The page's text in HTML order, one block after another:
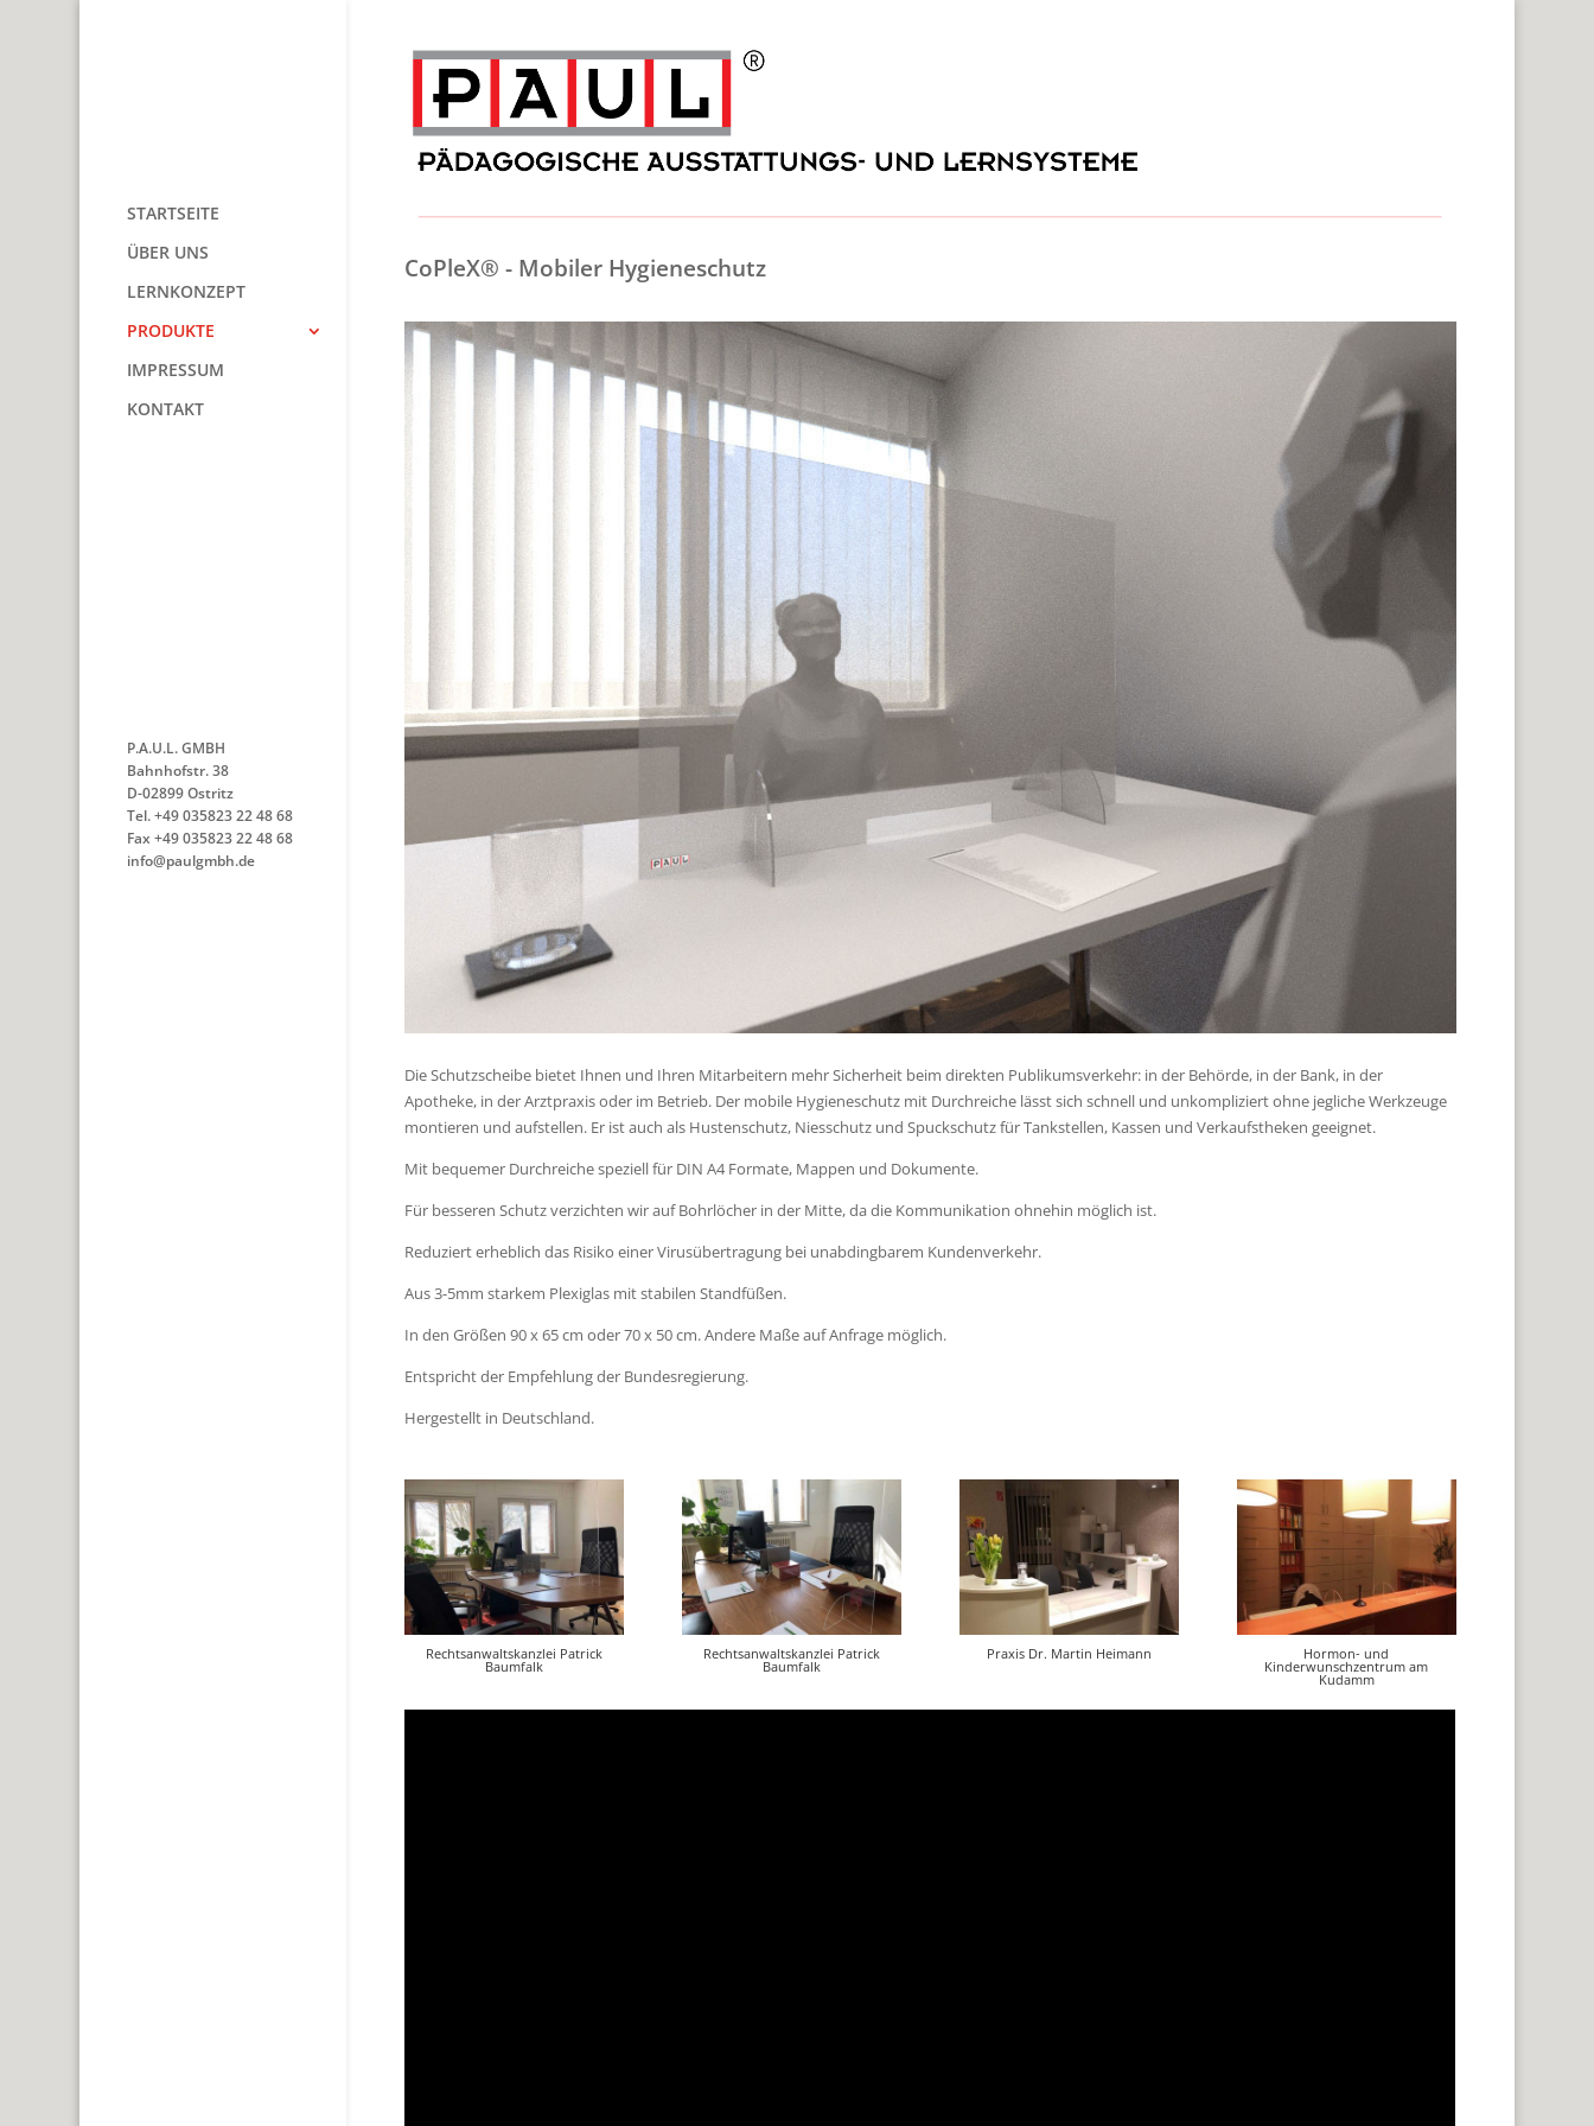
STARTSEITE
ÜBER UNS
LERNKONZEPT
PRODUKTE
IMPRESSUM
KONTAKT
P.A.U.L. GMBH
Bahnhofstr. 38
D-02899 Ostritz
Tel. +49 035823 22 48 68
Fax +49 035823 22 48 68
info@paulgmbh.de
CoPleX® - Mobiler Hygieneschutz
Die Schutzscheibe bietet Ihnen und Ihren Mitarbeitern mehr Sicherheit beim direkten Publikumsverkehr: in der Behörde, in der Bank, in der
Apotheke, in der Arztpraxis oder im Betrieb. Der mobile Hygieneschutz mit Durchreiche lässt sich schnell und unkompliziert ohne jegliche Werkzeuge
montieren und aufstellen. Er ist auch als Hustenschutz, Niesschutz und Spuckschutz für Tankstellen, Kassen und Verkaufstheken geeignet.
Mit bequemer Durchreiche speziell für DIN A4 Formate, Mappen und Dokumente.
Für besseren Schutz verzichten wir auf Bohrlöcher in der Mitte, da die Kommunikation ohnehin möglich ist.
Reduziert erheblich das Risiko einer Virusübertragung bei unabdingbarem Kundenverkehr.
Aus 3-5mm starkem Plexiglas mit stabilen Standfüßen.
In den Größen 90 x 65 cm oder 70 x 50 cm. Andere Maße auf Anfrage möglich.
Entspricht der Empfehlung der Bundesregierung.
Hergestellt in Deutschland.
Rechtsanwaltskanzlei Patrick
Baumfalk
Rechtsanwaltskanzlei Patrick
Baumfalk
Praxis Dr. Martin Heimann Hormon- und
Kinderwunschzentrum am
Kudamm